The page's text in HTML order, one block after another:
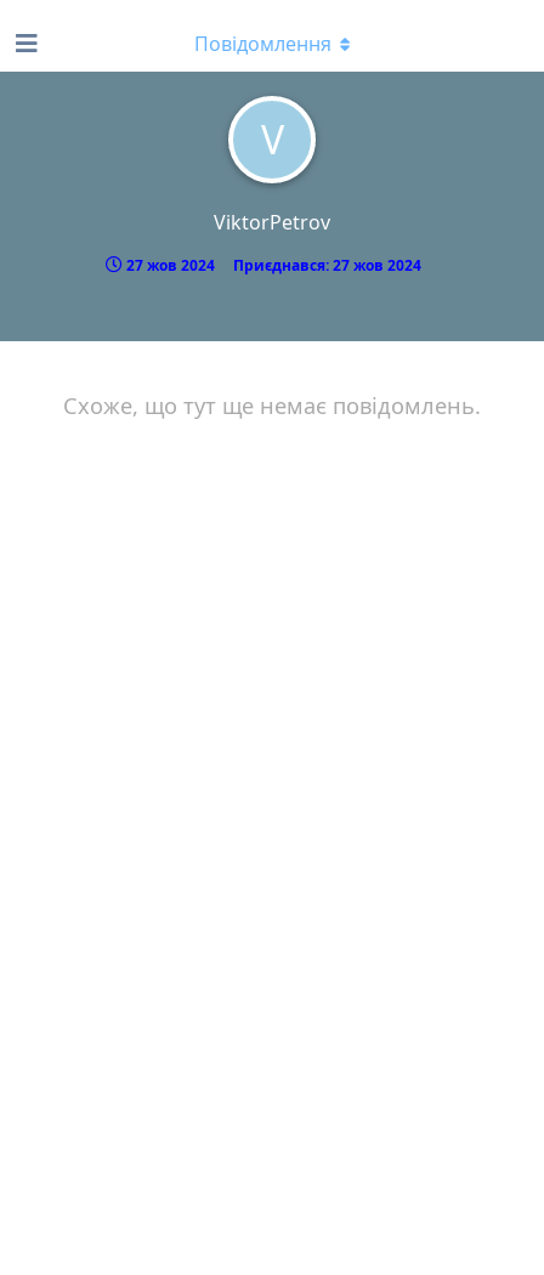
V
ViktorPetrov
27 жов 2024 Приєднався:27 жов 2024
Повідомлення
Схоже, що тут ще немає повідомлень.